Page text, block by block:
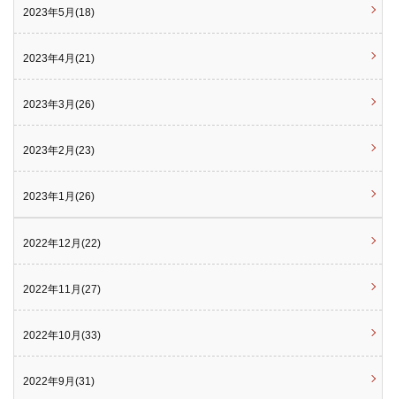
2023年5月(18)
2023年4月(21)
2023年3月(26)
2023年2月(23)
2023年1月(26)
2022年12月(22)
2022年11月(27)
2022年10月(33)
2022年9月(31)